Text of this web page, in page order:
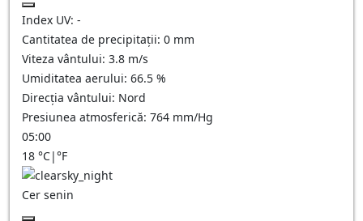
Index UV: -
Cantitatea de precipitații: 0 mm
Viteza vântului: 3.8 m/s
Umiditatea aerului: 66.5 %
Direcția vântului: Nord
Presiunea atmosferică: 764 mm/Hg
05:00
18 °C|°F
Cer senin